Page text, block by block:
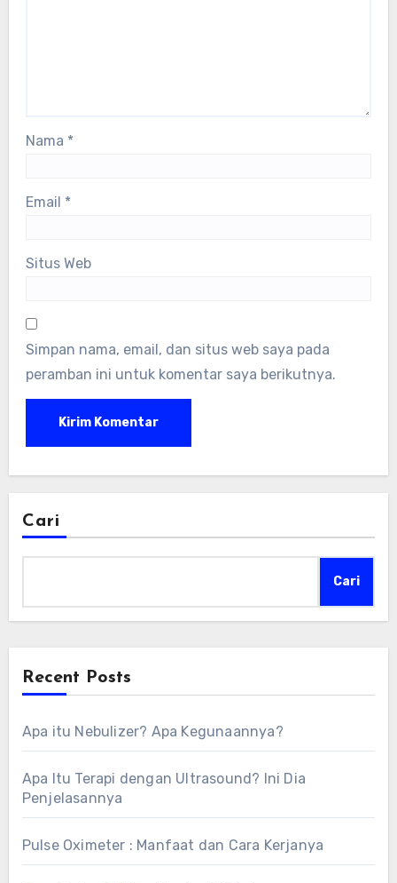
Nama *
Email *
Situs Web
Simpan nama, email, dan situs web saya pada
peramban ini untuk komentar saya berikutnya.
Cari
Cari
Recent Posts
Apa itu Nebulizer? Apa Kegunaannya?
Apa Itu Terapi dengan Ultrasound? Ini Dia
Penjelasannya
Pulse Oximeter : Manfaat dan Cara Kerjanya